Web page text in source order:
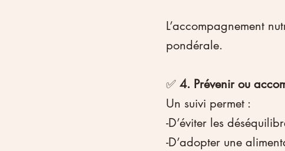
L’accompagnement
pondérale.
✅ 4. Prévenir ou
Un suivi permet :
-D’éviter les
-D’adopter une